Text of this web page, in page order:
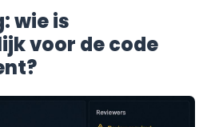
wie is
voor de code